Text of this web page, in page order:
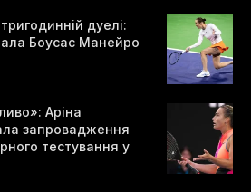
дуелі:
Боусас Манейро
Аріна
запровадження
тестування у